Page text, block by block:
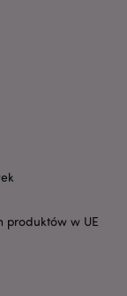
produktów w UE